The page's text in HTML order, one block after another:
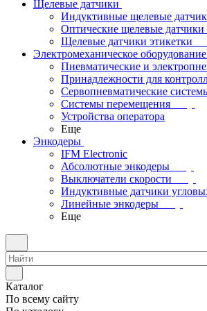
Щелевые датчики
Индуктивные щелевые
Оптические щелевые датчики
Щелевые датчики этикетки
Электромеханическое оборудование
Пневматические и
Принадлежности для
Сервопневматические
Системы перемещения
Устройства оператора
Еще
Энкодеры
IFM Electronic
Абсолютные энкодеры
Выключатели скорости
Индуктивные датчики
Линейные энкодеры
Еще
Каталог
По всему сайту